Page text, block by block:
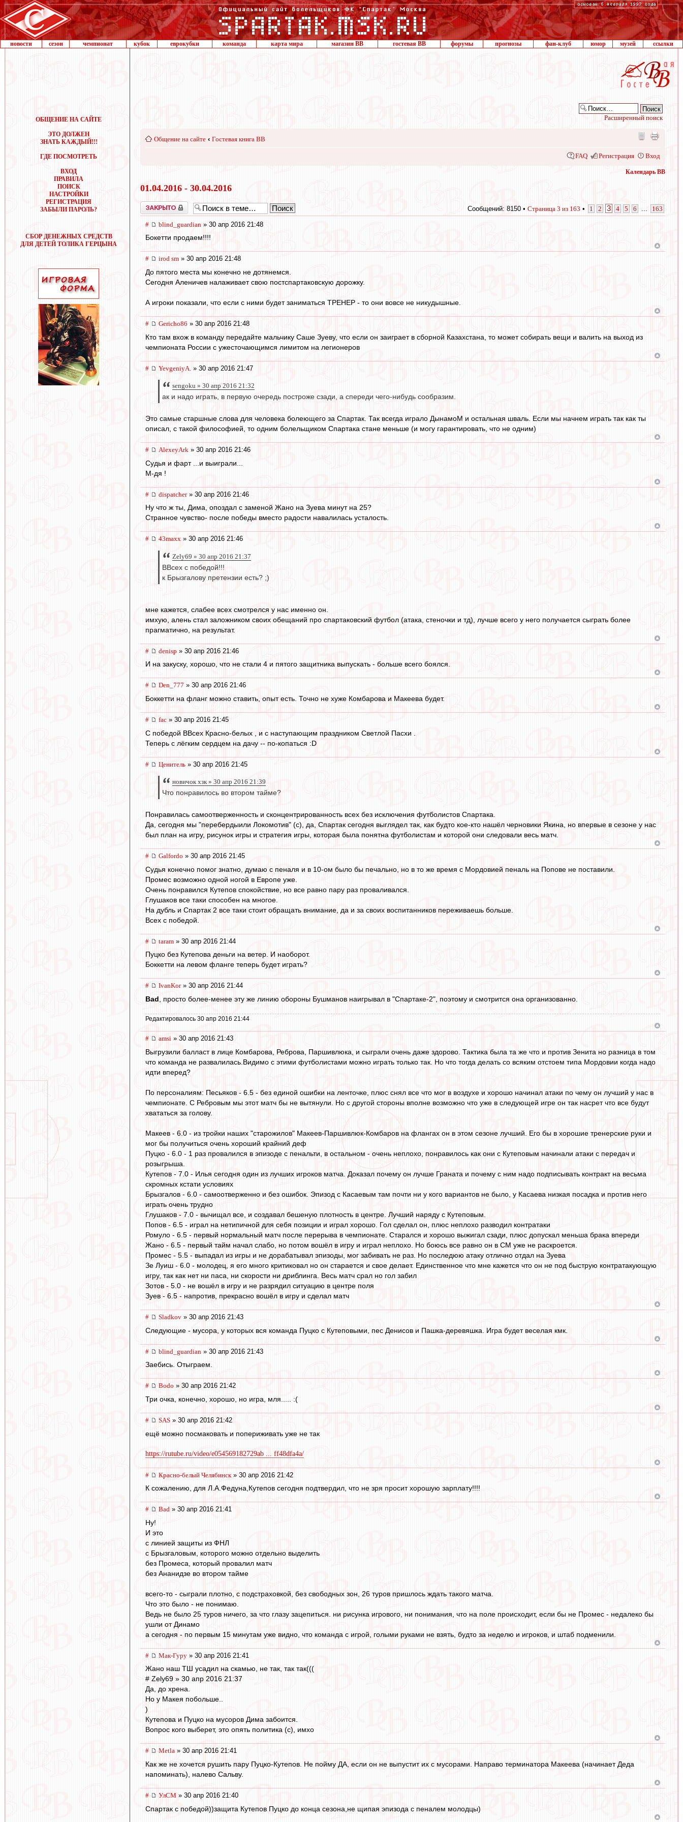
новости сезон чемпионат кубок еврокубки команда карта мира магазин ВВ гостевая ВВ форумы прогнозы фан-клуб юмор музей ссылки
ОБЩЕНИЕ НА САЙТЕ
ЭТО ДОЛЖЕН
ЗНАТЬ КАЖДЫЙ!!!
ГДЕ ПОСМОТРЕТЬ
ВХОД
ПРАВИЛА
ПОИСК
НАСТРОЙКИ
РЕГИСТРАЦИЯ
ЗАБЫЛИ ПАРОЛЬ?
СБОР ДЕНЕЖНЫХ СРЕДСТВ
ДЛЯ ДЕТЕЙ ТОЛИКА ГЕРЦЫНА
Расширенный поиск
Общение на сайте ‹ Гостевая книга ВВ
FAQ Регистрация Вход
Календарь ВВ
01.04.2016 - 30.04.2016
Закрыто Сообщений: 8150 • Страница 3 из 163 • 1 2 3 4 5 6 163
# blind_guardian » 30 апр 2016 21:48
Бокетти продаем!!!!
# irod sm » 30 апр 2016 21:48
До пятого места мы конечно не дотянемся.
Сегодня Аленичев налаживает свою постспартаковскую дорожку.
А игроки показали, что если с ними будет заниматься ТРЕНЕР - то они вовсе не никудышные.
# Gericho86 » 30 апр 2016 21:48
Кто там вхож в команду передайте мальчику Саше Зуеву, что если он заиграет в сборной Казахстана, то может собирать вещи и валить на выход из
чемпионата России с ужесточающимся лимитом на легионеров
# YevgeniyA. » 30 апр 2016 21:47
sengoku » 30 апр 2016 21:32
ак и надо играть, в первую очередь построже сзади, а спереди чего-нибудь сообразим.
Это самые старшные слова для человека болеющего за Спартак. Так всегда играло ДынамоМ и остальная шваль. Если мы начнем играть так как ты
описал, с такой философией, то одним болельщиком Спартака стане меньше (и могу гарантировать, что не одним)
# AlexeyArk » 30 апр 2016 21:46
Судья и фарт ...и выиграли...
М-дя !
# dispatcher» 30 апр 2016 21:46
Ну что ж ты, Дима, опоздал с заменой Жано на Зуева минут на 25?
Странное чувство- после победы вместо радости навалилась усталость.
# 43maxx » 30 апр 2016 21:46
Zely69 » 30 апр 2016 21:37
ВВсех с победой!!!
к Брызгалову претензии есть? ;)
мне кажется, слабее всех смотрелся у нас именно он.
имхую, алень стал заложником своих обещаний про спартаковский футбол (атака, стеночки и тд), лучше всего у него получается сыграть более
прагматично, на результат.
# denisp » 30 апр 2016 21:46
И на закуску, хорошо, что не стали 4 и пятого защитника выпускать - больше всего боялся.
# Den_777 » 30 апр 2016 21:46
Боккетти на фланг можно ставить, опыт есть. Точно не хуже Комбарова и Макеева будет.
# fac » 30 апр 2016 21:45
С победой ВВсех Красно-белых , и с наступающим праздником Светлой Пасхи .
Теперь с лёгким сердцем на дачу -- по-копаться :D
# Ценитель » 30 апр 2016 21:45
новичок хзк » 30 апр 2016 21:39
Что понравилось во втором тайме?
Понравилась самоотверженность и сконцентрированность всех без исключения футболистов Спартака.
Да, сегодня мы "перебердыили Локомотив" (c), да, Спартак сегодня выглядел так, как будто кое-кто нашёл черновики Якина, но впервые в сезоне у нас
был план на игру, рисунок игры и стратегия игры, которая была понятна футболистам и которой они следовали весь матч.
# Galfordo » 30 апр 2016 21:45
Судья конечно помог знатно, думаю с пеналя и в 10-ом было бы печально, но в то же время с Мордовией пеналь на Попове не поставили.
Промес возможно одной ногой в Европе уже.
Очень понравился Кутепов спокойствие, но все равно пару раз проваливался.
Глушаков все таки способен на многое.
На дубль и Спартак 2 все таки стоит обращать внимание, да и за своих воспитанников переживаешь больше.
Всех с победой.
# taram » 30 апр 2016 21:44
Пуцко без Кутепова деньги на ветер. И наоборот.
Боккетти на левом фланге теперь будет играть?
# IvanKor» 30 апр 2016 21:44
Bad , просто более-менее эту же линию обороны Бушманов наигрывал в "Спартаке-2", поэтому и смотрится она организованно.
Редактировалось 30 апр 2016 21:44
# amsi » 30 апр 2016 21:43
Выгрузили балласт в лице Комбарова, Реброва, Паршивлюка, и сыграли очень даже здорово. Тактика была та же что и против Зенита но разница в том
что команда не развалилась.Видимо с этими футболистами можно играть только так. Но что тогда делать со всяким отстоем типа Мордовии когда надо
идти вперед?
По персоналиям: Песьяков - 6.5 - без единой ошибки на ленточке, плюс снял все что мог в воздухе и хорошо начинал атаки по чему он лучший у нас в
чемпионате. С Ребровым мы этот матч бы не вытянули. Но с другой стороны вполне возможно что уже в следующей игре он так насрет что все будут
хвататься за голову.
Макеев - 6.0 - из тройки наших "старожилов" Макеев-Паршивлюк-Комбаров на флангах он в этом сезоне лучший. Его бы в хорошие тренерские руки и
мог бы получиться очень хороший крайний деф
Пуцко - 6.0 - 1 раз провалился в эпизоде с пенальти, в остальном - очень неплохо, понравилось как они с Кутеповым начинали атаки с передач и
розыгрыша.
Кутепов - 7.0 - Илья сегодня один из лучших игроков матча. Доказал почему он лучше Граната и почему с ним надо подписывать контракт на весьма
скромных кстати условиях
Брызгалов - 6.0 - самоотверженно и без ошибок. Эпизод с Касаевым там почти ни у кого вариантов не было, у Касаева низкая посадка и против него
играть очень трудно
Глушаков - 7.0 - вычищал все, и создавал бешеную плотность в центре. Лучший наряду с Кутеповым.
Попов - 6.5 - играл на нетипичной для себя позиции и играл хорошо. Гол сделал он, плюс неплохо разводил контратаки
Ромуло - 6.5 - первый нормальный матч после перерыва в чемпионате. Старался и хорошо выжигал сзади, плюс допускал меньша брака впереди
Жано - 6.5 - первый тайм начал слабо, но потом вошёл в игру и играл неплохо. Но боюсь все равно он в СМ уже не раскроется.
Промес - 5.5 - выпадал из игры и не дорабатывал эпизоды, мог забивать не раз. Но последюю атаку отлично отдал на Зуева
Зе Луиш - 6.0 - молодец, я его много критиковал но он старается и свое делает. Единственное что мне кажется что он не под быструю контратакующую
игру, так как нет ни паса, ни скорости ни дриблинга. Весь матч срал но гол забил
Зотов - 5.0 - не вошёл в игру и не разрядил ситуацию в центре поля
Зуев - 6.5 - напротив, прекрасно вошёл в игру и сделал матч
# Sladkov » 30 апр 2016 21:43
Следующие - мусора, у которых вся команда Пуцко с Кутеповыми, пес Денисов и Пашка-деревяшка. Игра будет веселая кмк.
# blind_guardian » 30 апр 2016 21:43
Заебись. Отыграем.
# Bodo » 30 апр 2016 21:42
Три очка, конечно, хорошо, но игра, мля..... :(
# SAS » 30 апр 2016 21:42
ещё можно посмаковать и попериживать уже не так
https://rutube.ru/video/e054569182729ab ... ff48dfa4a/
# Красно-белый Челябинск » 30 апр 2016 21:42
К сожалению, для Л.А.Федуна,Кутепов сегодня подтвердил, что не зря просит хорошую зарплату!!!!
# Bad » 30 апр 2016 21:41
Ну!
И это
с линией защиты из ФНЛ
с Брызгаловым, которого можно отдельно выделить
без Промеса, который провалил матч
без Ананидзе во втором тайме
всего-то - сыграли плотно, с подстраховкой, без свободных зон, 26 туров пришлось ждать такого матча.
Что это было - не понимаю.
Ведь не было 25 туров ничего, за что глазу зацепиться. ни рисунка игрового, ни понимания, что на поле происходит, если бы не Промес - недалеко бы
ушли от Динамо
а сегодня - по первым 15 минутам уже видно, что команда с игрой, голыми руками не взять, будто за неделю и игроков, и штаб подменили.
# Мак-Гуру » 30 апр 2016 21:41
Жано наш ТШ усадил на скамью, не так, так так(((
# Zely69 » 30 апр 2016 21:37
Да, до хрена.
Но у Макея побольше..
)
Кутепова и Пуцко на мусоров Дима забоится.
Вопрос кого выберет, это опять политика (с), имхо
# Metla » 30 апр 2016 21:41
Как же не хочется рушить пару Пуцко-Кутепов. Не пойму ДА, если он не выпустит их с мусорами. Направо терминатора Макеева (начинает Деда
напоминать), налево Сальву.
# УлСМ » 30 апр 2016 21:40
Спартак с победой))защита Кутепов Пуцко до конца сезона,не щипая эпизода с пеналем молодцы)